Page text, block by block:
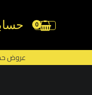
عروض